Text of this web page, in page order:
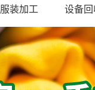
服装加工 设备